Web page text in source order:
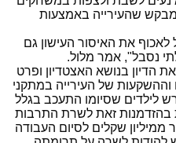
שהעירייה באמצעות
לאכוף את האיסור העישון גם
נסבל", אמר מלול.
הדיון בנושא האצטדיון ופרט
של העירייה במתקני
לילדים שסיומו התעכב בגלל
בהזדמנות זאת לשרת התרבות
ממיליון שקלים לסיום העבודה